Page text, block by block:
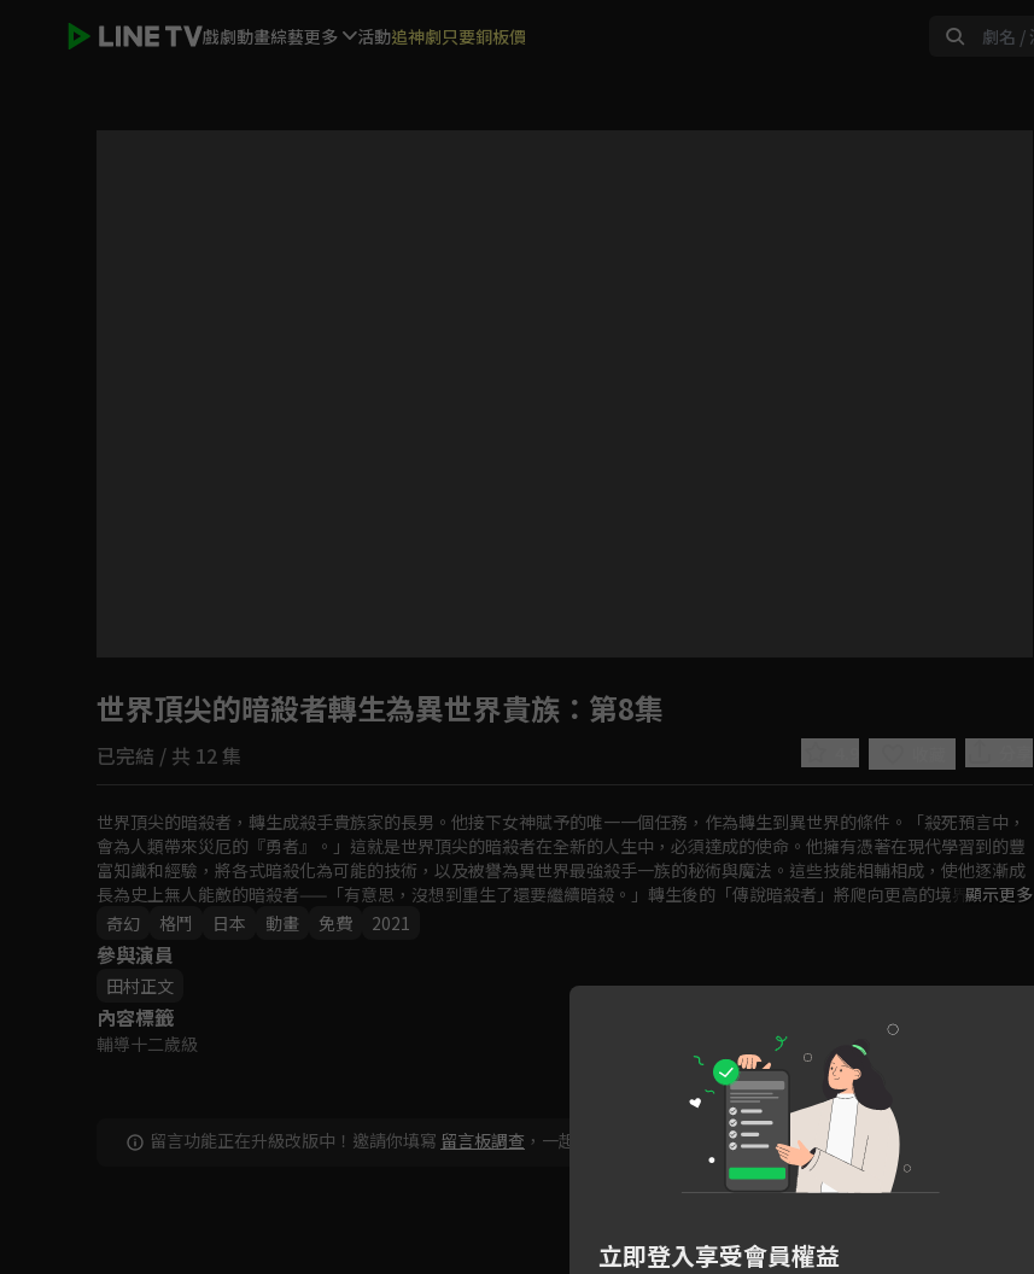
戲劇動畫綜藝更多 活動追神劇只要銅板價
如有不便請見諒
世界頂尖的暗殺者轉生為異世界貴族 ：第8集
已完結 / 共 12 集
世界頂尖的暗殺者，轉生成殺手貴族家的長男。他接下女神賦予的唯一一個任務，作為轉生到異世界的條件。「殺死預言中，
會為人類帶來災厄的『勇者』。」這就是世界頂尖的暗殺者在全新的人生中，必須達成的使命。他擁有憑著在現代學習到的豐
富知識和經驗，將各式暗殺化為可能的技術，以及被譽為異世界最強殺手一族的秘術與魔法。這些技能相輔相成，使他逐漸成
長為史上無人能敵的暗殺者——「有意思，沒想到重生了還要繼續暗殺。」轉生後的「傳說暗殺者」將爬向更高的境界！突破
極限的暗殺奇幻故事!!
顯示更多
奇幻
格鬥 日本 動畫 免費 2021
參與演員
田村正文
內容標籤
輔導十二歲級
留言功能正在升級改版中！邀請你填寫 留言板調查 ，一起共創新版留言功能！
立即登入享受會員權益